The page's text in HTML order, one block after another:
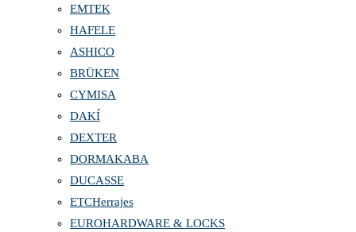
EMTEK
HAFELE
ASHICO
BRÜKEN
CYMISA
DAKÍ
DEXTER
DORMAKABA
DUCASSE
ETCHerrajes
EUROHARDWARE & LOCKS